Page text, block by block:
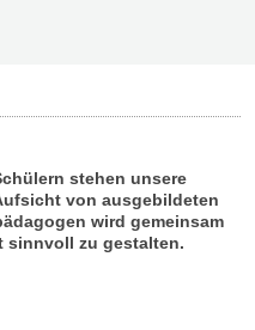
stehen unsere
von ausgebildeten
wird gemeinsam
sinnvoll zu gestalten.